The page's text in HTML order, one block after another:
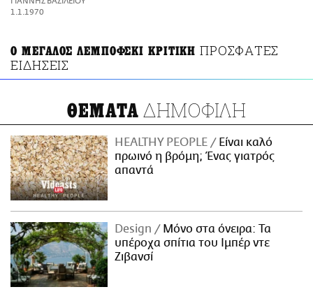
ΑΜΠΑ
1.1.1970
Ο ΜΕΓΑΛΟΣ ΛΕΜΠΟΦΣΚΙ ΚΡΙΤΙΚΗ ΠΡΟΣΦΑΤΕΣ
ΕΙΔΗΣΕΙΣ
ΘΕΜΑΤΑ ΔΗΜΟΦΙΛΗ
HEALTHY PEOPLE
Είναι καλό
πρωινό η βρόμη; Ένας γιατρός
απαντά
Design
Μόνο στα όνειρα: Τα
υπέροχα σπίτια του Ιμπέρ ντε
Ζιβανσί